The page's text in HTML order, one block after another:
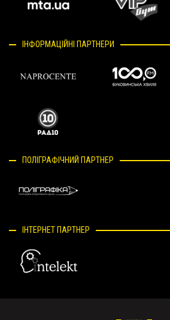
ІНФОРМАЦІЙНІ ПАРТНЕРИ
ПОЛІГРАФІЧНИЙ ПАРТНЕР
ІНТЕРНЕТ ПАРТНЕР